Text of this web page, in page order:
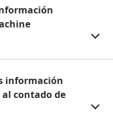
información
contado de